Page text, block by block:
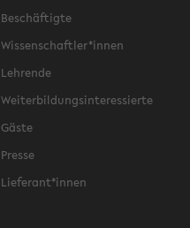
Be­schäf­tig­te
Wis­sen­schaft­ler*innen
Leh­ren­de
Wei­ter­bil­dungs­in­ter­es­sier­te
Gäste
Pres­se
Lie­fe­rant*innen